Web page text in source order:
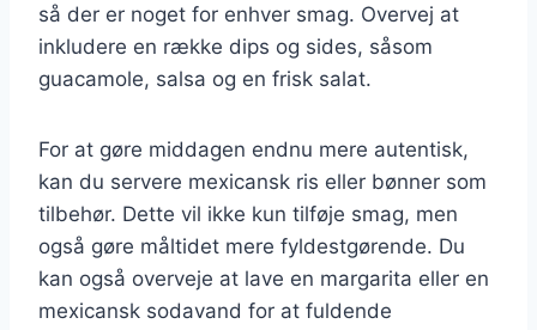
så der er noget for enhver smag. Overvej at
inkludere en række dips og sides, såsom
guacamole, salsa og en frisk salat.
For at gøre middagen endnu mere autentisk,
kan du servere mexicansk ris eller bønner som
tilbehør. Dette vil ikke kun tilføje smag, men
også gøre måltidet mere fyldestgørende. Du
kan også overveje at lave en margarita eller en
mexicansk sodavand for at fuldende